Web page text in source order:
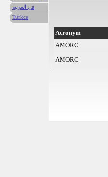
Acronym
AMORC
AMORC
في العربية
Türkce